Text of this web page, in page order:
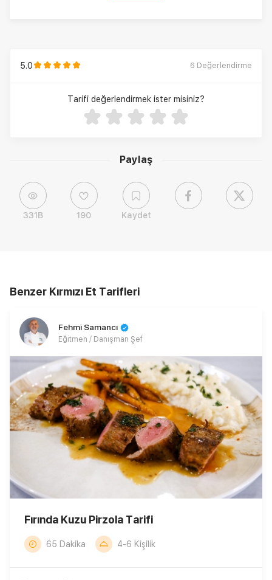
Paylaş
331B 190 Kaydet
5.0 6 Değerlendirme
Tarifi değerlendirmek ister misiniz?
Benzer Kırmızı Et Tarifleri
Fehmi Samancı
Eğitmen / Danışman Şef
Fırında Kuzu Pirzola Tarifi
65 Dakika 4-6 Kişilik